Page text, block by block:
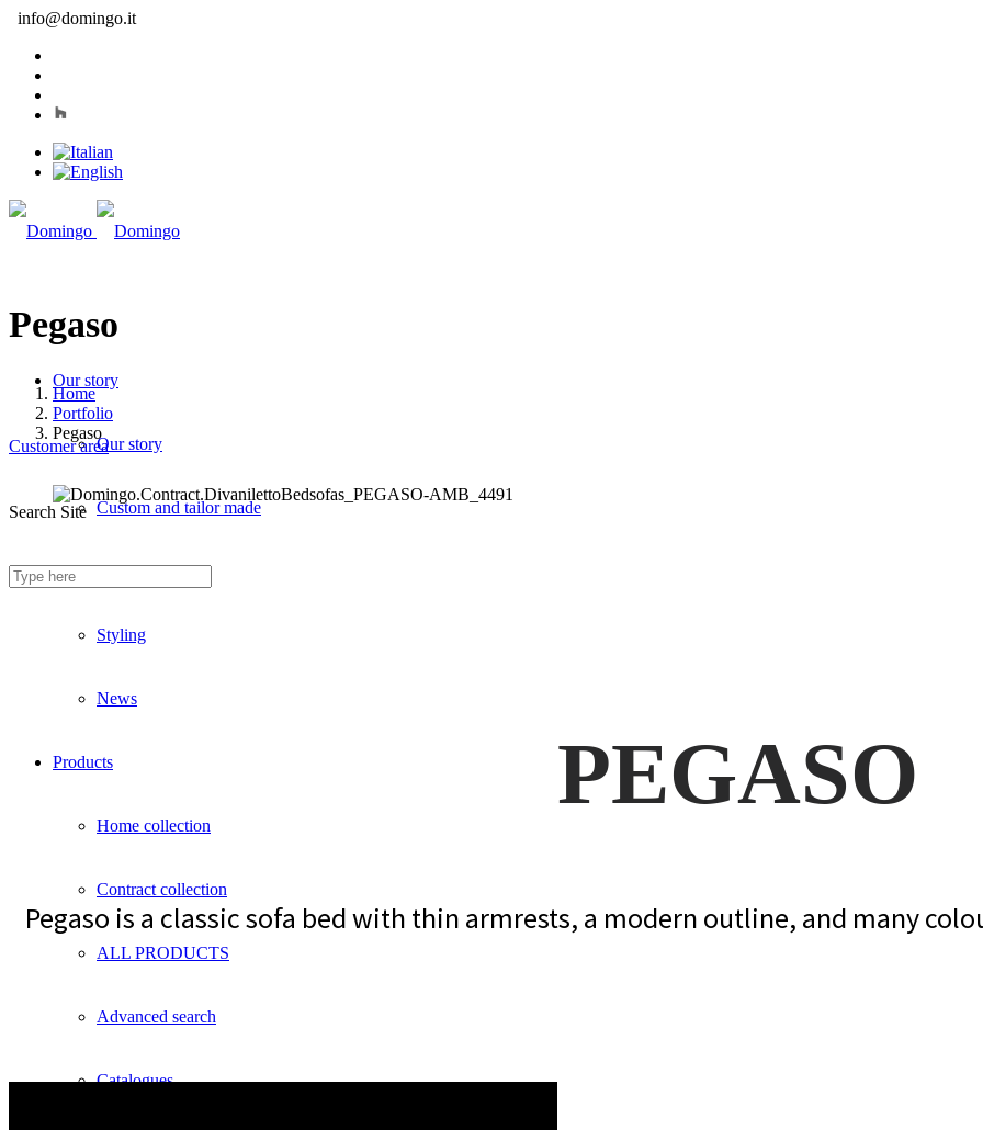
info@domingo.it
Our story
Our story
Custom and tailor made
Fireproof sofas
Styling
News
Products
Home collection
Contract collection
ALL PRODUCTS
Advanced search
Catalogues
Customer area
Search Site
Pegaso
Home
Portfolio
Pegaso
PEGASO
Pegaso is a classic sofa bed with thin armrests, a modern outline, and many